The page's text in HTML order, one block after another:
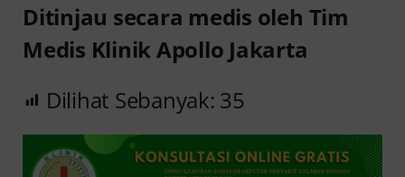
Ditinjau secara medis oleh Tim
Medis Klinik Apollo Jakarta
Dilihat Sebanyak: 35